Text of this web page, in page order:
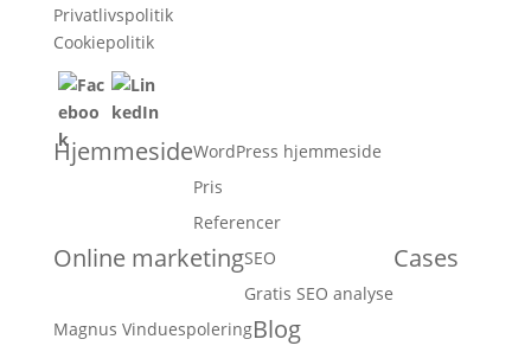
Privatlivspolitik
Cookiepolitik
HjemmesideWordPress hjemmeside
Pris
Referencer
Online marketingSEO
Gratis SEO analyse
Cases
Magnus VinduespoleringBlog